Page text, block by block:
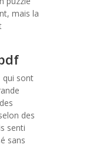
mais la
qui sont
des
senti
sans